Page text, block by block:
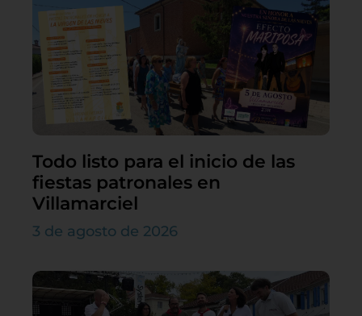
Todo listo para el inicio de las
fiestas patronales en
Villamarciel
3 de agosto de 2026